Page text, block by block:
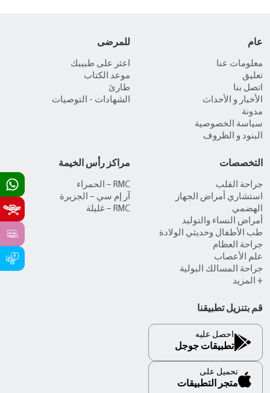
عام
معلومات عنا
تعليق
اتصل بنا
الأخبار و الأحداث
مدونة
سياسة الخصوصية
البنود و الظروف
للمرضى
اعثر على طبيبك
موعد الكتاب
طارئ
الشهادات - التوصيات
التخصصات
جراحة القلب
استشاري أمراض الجهاز
الهضمي
أمراض النساء والتوليد
طب الأطفال وحديثي الولادة
جراحة العظام
علم الأعصاب
جراحة المسالك البولية
+ المزيد
مراكز رأس الخيمة
RMC – الحمراء
آر إم سي – الجزيرة
RMC – غليلة
قم بتنزيل تطبيقنا
احصل عليه
تطبيقات جوجل
تحميل على
متجر التطبيقات